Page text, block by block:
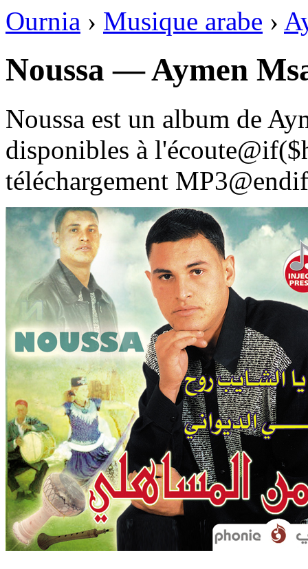
Ournia › Musique arabe ›
Noussa — Aymen
Noussa est un album de
disponibles à
téléchargement